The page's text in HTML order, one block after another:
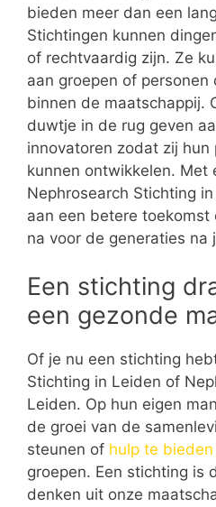
bieden meer dan een
Stichtingen kunnen
of rechtvaardig zijn. Ze
aan groepen of personen
binnen de maatschappij.
duwtje in de rug geven
innovatoren zodat zij hun
kunnen ontwikkelen. Met
Nephrosearch Stichting
aan een betere toekomst
na voor de generaties na
Een stichting
een gezonde
Of je nu een stichting
Stichting in Leiden of
Leiden. Op hun eigen
de groei van de
steunen of hulp te bieden
groepen. Een stichting is
denken uit onze